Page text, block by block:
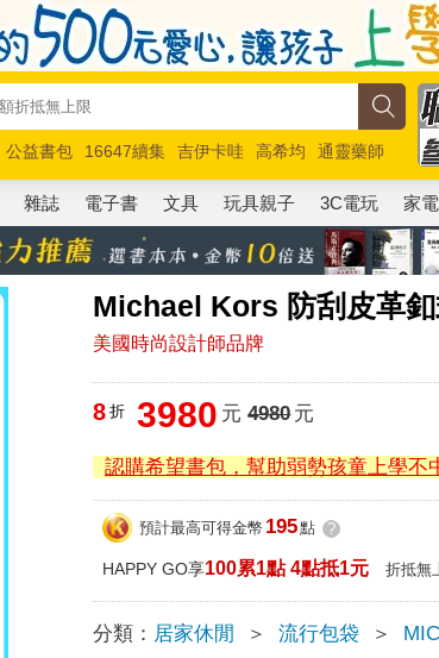
公益書包 16647續集 吉伊卡哇 高希均
通靈藥師
馬斯克 玩具總動員5 超慢跑
雜誌 電子書 文具 玩具親子 3C電玩 家電
Michael Kors 防刮皮革
美國時尚設計師品牌
8 折 3980 元 4980元
認購希望書包，幫助弱勢孩童上學不
預計最高可得金幣 195點 ?
HAPPY GO享100累1點 4點抵1元 折抵無
分類： 居家休閒 ＞ 流行包袋 ＞